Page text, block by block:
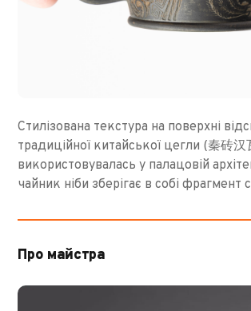
Стилізована текстура на поверхні
традиційної китайської цегли (秦砖汉
використовувалась у палацовій
чайник ніби зберігає в собі фрагмент
Про майстра